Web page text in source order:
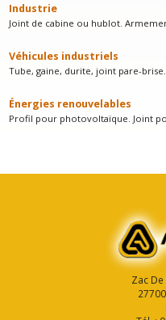
Industrie
Joint de cabine ou hublot.
Véhicules industriels
Tube, gaine, durite, joint pare-
Énergies renouvelables
Profil pour photovoltaïque. Joint
Zac